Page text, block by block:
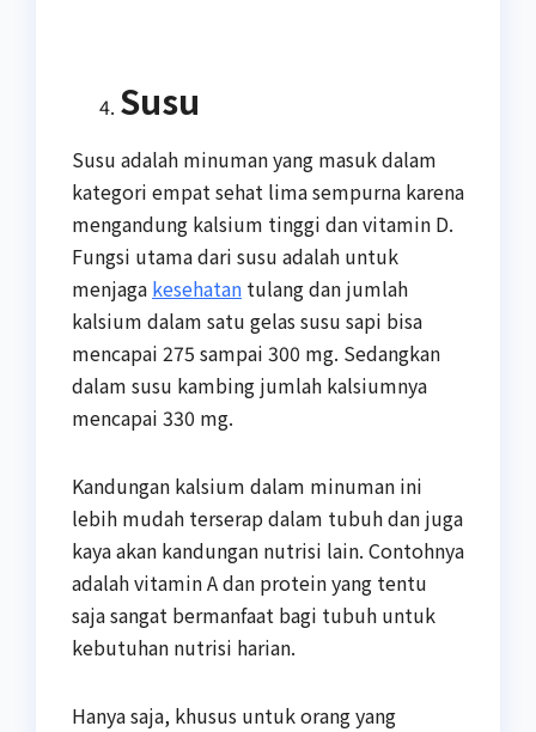
Susu
Susu adalah minuman yang masuk dalam
kategori empat sehat lima sempurna karena
mengandung kalsium tinggi dan vitamin D.
Fungsi utama dari susu adalah untuk
menjaga kesehatan tulang dan jumlah
kalsium dalam satu gelas susu sapi bisa
mencapai 275 sampai 300 mg. Sedangkan
dalam susu kambing jumlah kalsiumnya
mencapai 330 mg.
Kandungan kalsium dalam minuman ini
lebih mudah terserap dalam tubuh dan juga
kaya akan kandungan nutrisi lain. Contohnya
adalah vitamin A dan protein yang tentu
saja sangat bermanfaat bagi tubuh untuk
kebutuhan nutrisi harian.
Hanya saja, khusus untuk orang yang